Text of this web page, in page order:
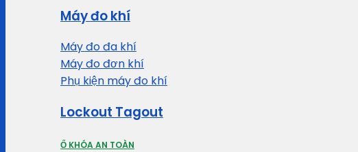
Máy đo khí
Máy đo đa khí
Máy đo đơn khí
Phụ kiện máy đo khí
Lockout Tagout
Ổ KHÓA AN TOÀN